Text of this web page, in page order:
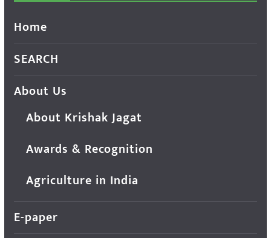
Home
SEARCH
About Us
About Krishak Jagat
Awards & Recognition
Agriculture in India
E-paper